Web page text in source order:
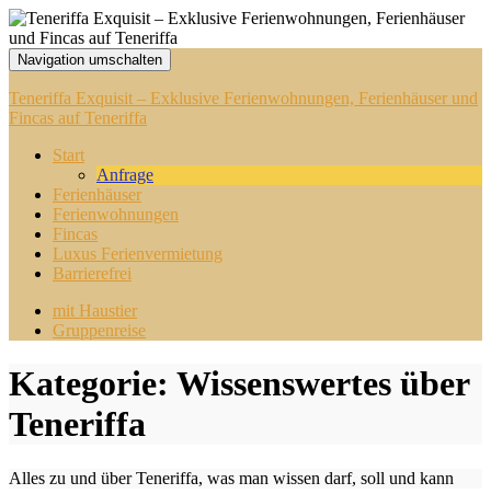
Navigation umschalten
Teneriffa Exquisit – Exklusive Ferienwohnungen, Ferienhäuser und
Fincas auf Teneriffa
Start
Anfrage
Ferienhäuser
Ferienwohnungen
Fincas
Luxus Ferienvermietung
Barrierefrei
mit Haustier
Gruppenreise
Kategorie: Wissenswertes über
Teneriffa
Alles zu und über Teneriffa, was man wissen darf, soll und kann